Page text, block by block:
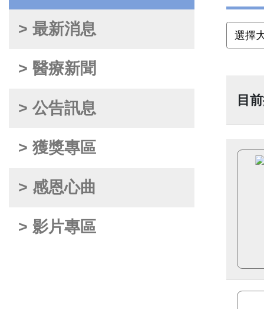
> 最新消息
> 醫療新聞
> 公告訊息
> 獲獎專區
> 感恩心曲
> 影片專區
目